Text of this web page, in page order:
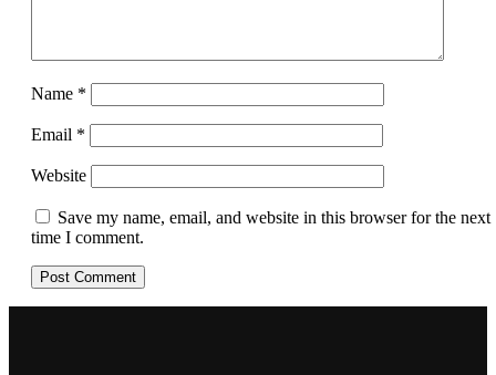
Name *
Email *
Website
Save my name, email, and website in this browser for the next
time I comment.